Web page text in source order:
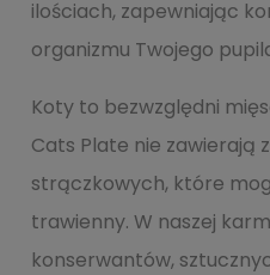
ilościach, zapewniając
organizmu Twojego
Koty to bezwzględni
Cats Plate nie zawierają
strączkowych, które
trawienny. W naszej
konserwantów,